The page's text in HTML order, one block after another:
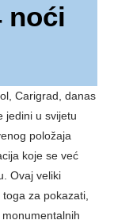
noći
Carigrad, danas
jedini u svijetu
položaja
koje se već
Ovaj veliki
za pokazati,